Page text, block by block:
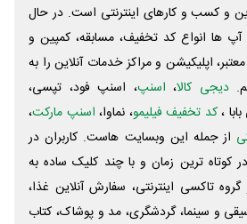
و کسب و‌ کارهای اینترنتی است. در حال
ها انواع کد تخفیف، مسابقه، کمپین و
اپلیکیشن و مراکز خدمات آنلاین را به
دیجی کالا، اسنپ، اسنپ فود، تپسی،
،کد تخفیف فیلیمو، نماوا، اسنپ مارکت،
از جمله این وبسایت ‌هاست. کاربران در
کوتاه ترین زمان و با چند کلیک ساده به
تاکسی اینترنتی، سفارش آنلاین غذا،
و سینما، گردشگری، مد و پوشاک، کتاب